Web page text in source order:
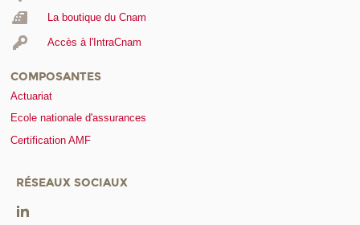
La boutique du Cnam
Accès à l'IntraCnam
COMPOSANTES
Actuariat
Ecole nationale d'assurances
Certification AMF
RÉSEAUX SOCIAUX